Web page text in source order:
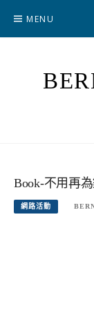
content
MENU
Book-不用再
網路活動